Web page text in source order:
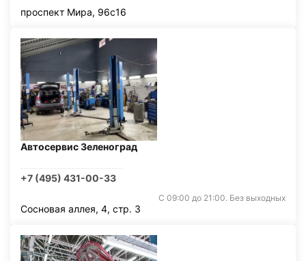
проспект Мира, 96с16
Автосервис Зеленоград
+7 (495) 431-00-33
С 09:00 до 21:00. Без выходных
Сосновая аллея, 4, стр. 3